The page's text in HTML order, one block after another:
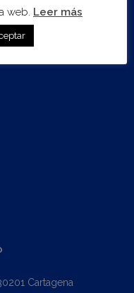
Cartagena
web. Leer más